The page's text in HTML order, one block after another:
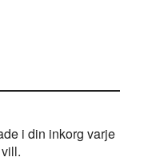
i din inkorg varje